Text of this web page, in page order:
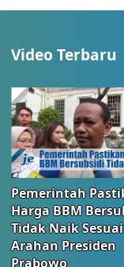
Video Terbaru
Pemerintah
Harga BBM
Tidak Naik Sesuai
Arahan Presiden
Prabowo